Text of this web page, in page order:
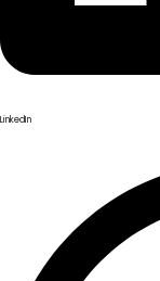
LinkedIn